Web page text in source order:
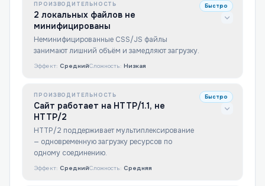
ПРОИЗВОДИТЕЛЬНОСТЬ
2 локальных файлов не
минифицированы
Неминифицированные CSS/JS файлы
занимают лишний объём и замедляют загрузку.
Быстро
Эффект: СреднийСложность: Низкая
ПРОИЗВОДИТЕЛЬНОСТЬ
Сайт работает на HTTP/1.1, не
HTTP/2
HTTP/2 поддерживает мультиплексирование
— одновременную загрузку ресурсов по
одному соединению.
Быстро
Эффект: СреднийСложность: Средняя